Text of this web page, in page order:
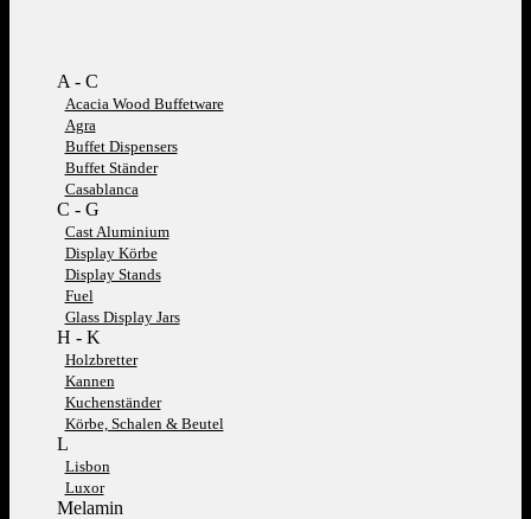
A - C
Acacia Wood Buffetware
Agra
Buffet Dispensers
Buffet Ständer
Casablanca
C - G
Cast Aluminium
Display Körbe
Display Stands
Fuel
Glass Display Jars
H - K
Holzbretter
Kannen
Kuchenständer
Körbe, Schalen & Beutel
L
Lisbon
Luxor
Melamin